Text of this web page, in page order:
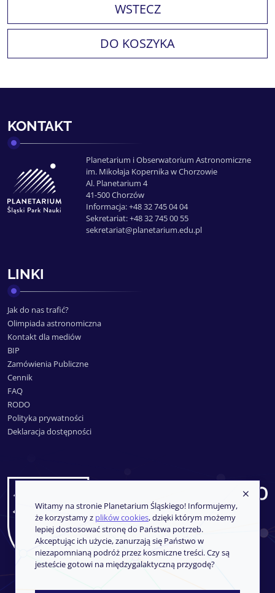
WSTECZ
DO KOSZYKA
KONTAKT
Planetarium i Obserwatorium Astronomiczne
im. Mikołaja Kopernika w Chorzowie
Al. Planetarium 4
41-500 Chorzów
Informacja: +48 32 745 04 04
Sekretariat: +48 32 745 00 55
sekretariat@planetarium.edu.pl
LINKI
Jak do nas trafić?
Olimpiada astronomiczna
Kontakt dla mediów
BIP
Zamówienia Publiczne
Cennik
FAQ
RODO
Polityka prywatności
Deklaracja dostępności
Witamy na stronie Planetarium Śląskiego! Informujemy,
że korzystamy z plików cookies, dzięki którym możemy
lepiej dostosować stronę do Państwa potrzeb.
Akceptując ich użycie, zanurzają się Państwo w
niezapomnianą podróż przez kosmiczne treści. Czy są
jesteście gotowi na międzygalaktyczną przygodę?